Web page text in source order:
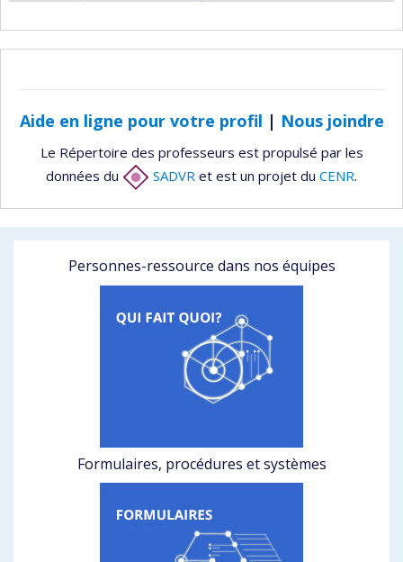
Aide en ligne pour votre profil | Nous joindre
Le Répertoire des professeurs est propulsé par les
données du
SADVR et est un projet du CENR.
Personnes-ressource dans nos équipes
Formulaires, procédures et systèmes